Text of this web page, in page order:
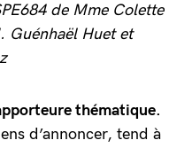
de Mme Colette
Guénhaël Huet et
thématique.
d’annoncer, tend à